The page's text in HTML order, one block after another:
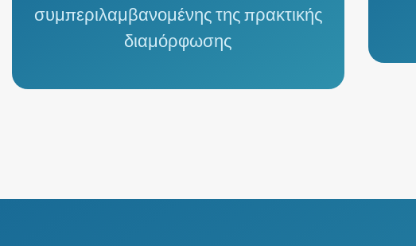
συμπεριλαμβανομένης της πρακτικής
διαμόρφωσης